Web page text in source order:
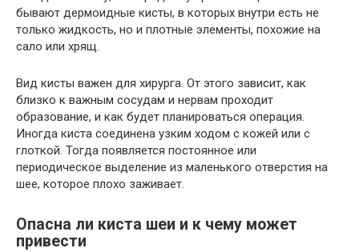
бывают дермоидные кисты, в которых внутри есть не
только жидкость, но и плотные элементы, похожие на
сало или хрящ.
Вид кисты важен для хирурга. От этого зависит, как
близко к важным сосудам и нервам проходит
образование, и как будет планироваться операция.
Иногда киста соединена узким ходом с кожей или с
глоткой. Тогда появляется постоянное или
периодическое выделение из маленького отверстия на
шее, которое плохо заживает.
Опасна ли киста шеи и к чему может
привести